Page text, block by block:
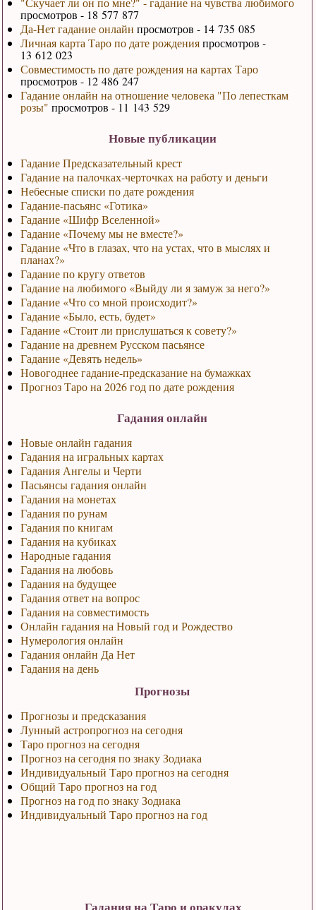
просмотров - 18 577 877
Да-Нет гадание онлайн просмотров - 14 735 085
Личная карта Таро по дате рожденияпросмотров -
13 612 023
Совместимость по дате рождения на картах Таро
просмотров - 12 486 247
Гадание онлайн на отношение человека "По лепесткам
розы" просмотров - 11 143 529
Новые публикации
Гадание Предсказательный крест
Гадание на палочках-черточках на работу и деньги
Небесные списки по дате рождения
Гадание-пасьянс «Готика»
Гадание «Шифр Вселенной»
Гадание «Почему мы не вместе?»
Гадание «Что в глазах, что на устах, что в мыслях и
планах?»
Гадание по кругу ответов
Гадание на любимого «Выйду ли я замуж за него?»
Гадание «Что со мной происходит?»
Гадание «Было, есть, будет»
Гадание «Стоит ли прислушаться к совету?»
Гадание на древнем Русском пасьянсе
Гадание «Девять недель»
Новогоднее гадание-предсказание на бумажках
Прогноз Таро на 2026 год по дате рождения
Гадания онлайн
Новые онлайн гадания
Гадания на игральных картах
Гадания Ангелы и Черти
Пасьянсы гадания онлайн
Гадания на монетах
Гадания по рунам
Гадания по книгам
Гадания на кубиках
Народные гадания
Гадания на любовь
Гадания на будущее
Гадания ответ на вопрос
Гадания на совместимость
Онлайн гадания на Новый год и Рождество
Нумерология онлайн
Гадания онлайн Да Нет
Гадания на день
Прогнозы
Прогнозы и предсказания
Лунный астропрогноз на сегодня
Таро прогноз на сегодня
Прогноз на сегодня по знаку Зодиака
Индивидуальный Таро прогноз на сегодня
Общий Таро прогноз на год
Прогноз на год по знаку Зодиака
Индивидуальный Таро прогноз на год